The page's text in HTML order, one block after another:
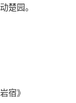
园。
宿》